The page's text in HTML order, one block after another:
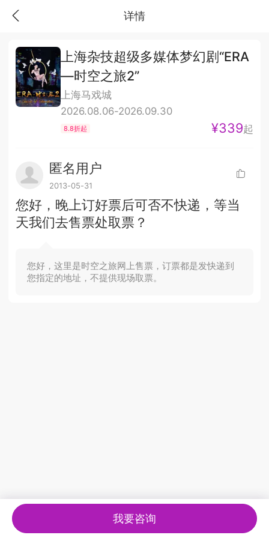
详情
上海杂技超级多媒体梦幻剧“ERA
—时空之旅2”
上海马戏城
2026.08.06-2026.09.30
8.8折起 ¥339起
匿名用户
2013-05-31
您好，晚上订好票后可否不快递，等当
天我们去售票处取票？
您好，这里是时空之旅网上售票，订票都是发快递到
您指定的地址，不提供现场取票。
我要咨询